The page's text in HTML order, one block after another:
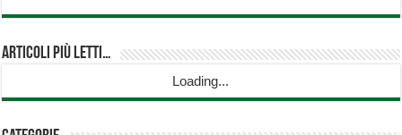
Articoli più Letti…
Loading...